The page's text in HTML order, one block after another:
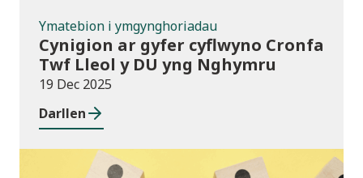
Ymatebion i ymgynghoriadau
Cynigion ar gyfer cyflwyno Cronfa
Twf Lleol y DU yng Nghymru
19 Dec 2025
Darllen